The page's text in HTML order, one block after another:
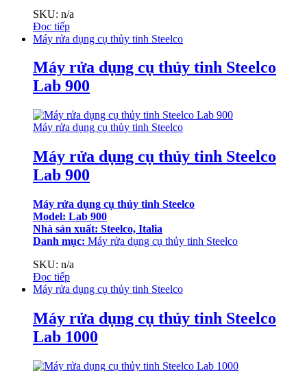
SKU: n/a
Đọc tiếp
Máy rửa dụng cụ thủy tinh Steelco
Máy rửa dụng cụ thủy tinh Steelco
Lab 900
Máy rửa dụng cụ thủy tinh Steelco
Máy rửa dụng cụ thủy tinh Steelco
Lab 900
Máy rửa dụng cụ thủy tinh Steelco
Model: Lab 900
Nhà sản xuất: Steelco, Italia
Danh mục: Máy rửa dụng cụ thủy tinh Steelco
SKU: n/a
Đọc tiếp
Máy rửa dụng cụ thủy tinh Steelco
Máy rửa dụng cụ thủy tinh Steelco
Lab 1000